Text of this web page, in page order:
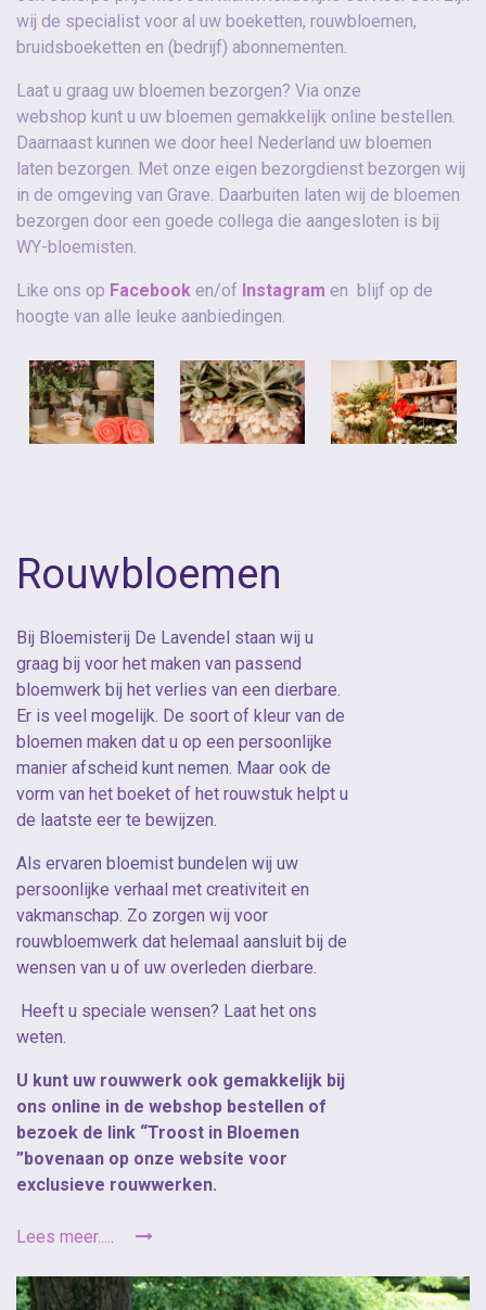
wij de specialist voor al uw boeketten, rouwbloemen,
bruidsboeketten en (bedrijf) abonnementen.
Laat u graag uw bloemen bezorgen? Via onze
webshop kunt u uw bloemen gemakkelijk online bestellen.
Daarnaast kunnen we door heel Nederland uw bloemen
laten bezorgen. Met onze eigen bezorgdienst bezorgen wij
in de omgeving van Grave. Daarbuiten laten wij de bloemen
bezorgen door een goede collega die aangesloten is bij
WY-bloemisten.
Like ons op Facebook en/of Instagram en blijf op de
hoogte van alle leuke aanbiedingen.
Rouwbloemen
Bij Bloemisterij De Lavendel staan wij u
graag bij voor het maken van passend
bloemwerk bij het verlies van een dierbare.
Er is veel mogelijk. De soort of kleur van de
bloemen maken dat u op een persoonlijke
manier afscheid kunt nemen. Maar ook de
vorm van het boeket of het rouwstuk helpt u
de laatste eer te bewijzen.
Als ervaren bloemist bundelen wij uw
persoonlijke verhaal met creativiteit en
vakmanschap. Zo zorgen wij voor
rouwbloemwerk dat helemaal aansluit bij de
wensen van u of uw overleden dierbare.
Heeft u speciale wensen? Laat het ons
weten.
U kunt uw rouwwerk ook gemakkelijk bij
ons online in de webshop bestellen of
bezoek de link “Troost in Bloemen
”bovenaan op onze website voor
exclusieve rouwwerken.
Lees meer.....